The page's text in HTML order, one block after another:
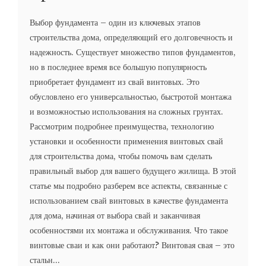
Выбор фундамента – один из ключевых этапов
строительства дома, определяющий его долговечность и
надежность. Существует множество типов фундаментов,
но в последнее время все большую популярность
приобретает фундамент из свай винтовых. Это
обусловлено его универсальностью, быстротой монтажа
и возможностью использования на сложных грунтах.
Рассмотрим подробнее преимущества, технологию
установки и особенности применения винтовых свай
для строительства дома, чтобы помочь вам сделать
правильный выбор для вашего будущего жилища. В этой
статье мы подробно разберем все аспекты, связанные с
использованием свай винтовых в качестве фундамента
для дома, начиная от выбора свай и заканчивая
особенностями их монтажа и обслуживания. Что такое
винтовые сваи и как они работают? Винтовая свая – это
стальн...